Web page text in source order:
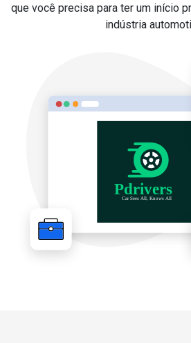
que você precisa para ter um início
indústria